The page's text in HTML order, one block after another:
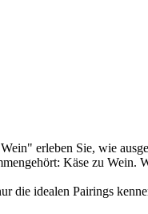
erleben Sie, wie
Käse zu Wein.
die idealen Pairings